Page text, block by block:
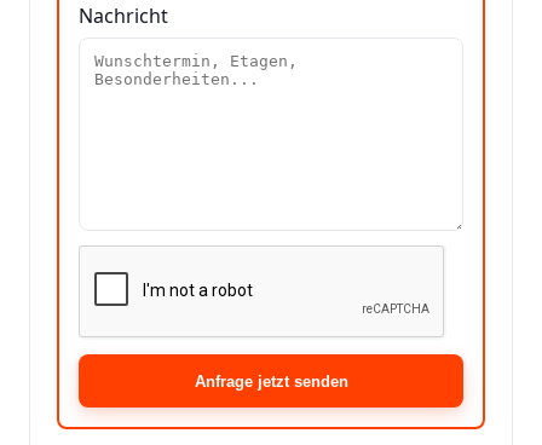
Nachricht
Anfrage jetzt senden